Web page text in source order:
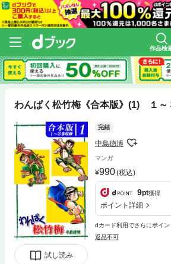
作品検
わんぱく松竹梅《合本版》(1) １～
試し読み
完結
中島徳博
マンガ
990(税込)
9pt獲得
ポイント詳細
dカード利用でさらにポイ
返品不可